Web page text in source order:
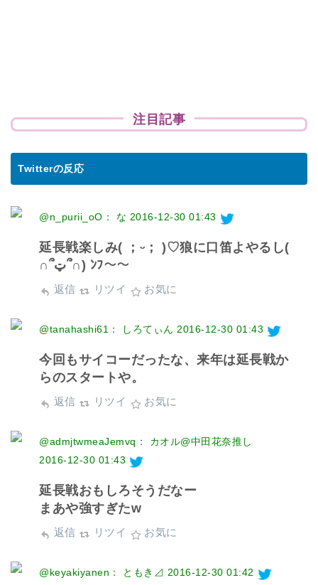
注目記事
Twitterの反応
@n_purii_oO： な 2016-12-30 01:43
延長戦楽しみ( ；ᵕ； )♡狼に口笛よやるし(
∩՞ټ՞∩) ﾝﾌ～～
返信 リツイ お気に
@tanahashi61： しろてぃん 2016-12-30 01:43
今回もサイコーだったな、来年は延長戦か
らのスタートや。
返信 リツイ お気に
@admjtwmeaJemvq： カオル@中田花奈推し
2016-12-30 01:43
延長戦おもしろそうだなー
まあや強すぎたw
返信 リツイ お気に
@keyakiyanen： ともき⊿ 2016-12-30 01:42